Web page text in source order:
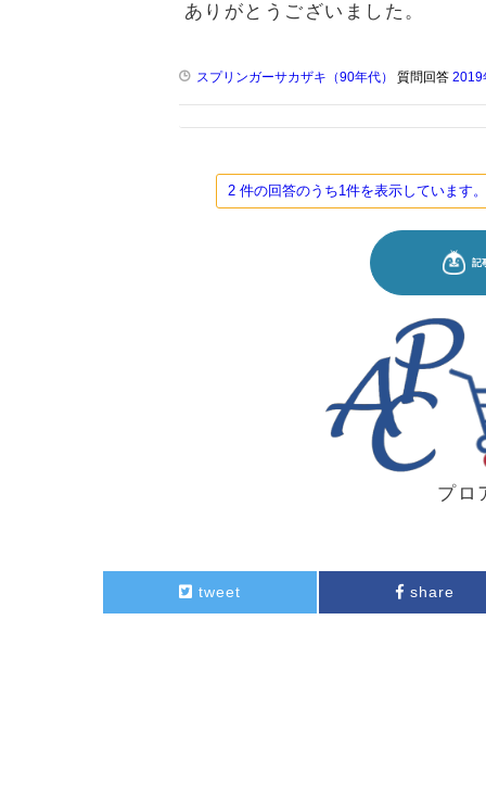
ありがとうございました。
スプリンガーサカザキ（90年代） 質問回答 2019
2 件の回答のうち1件を表示しています
プロ
tweet share